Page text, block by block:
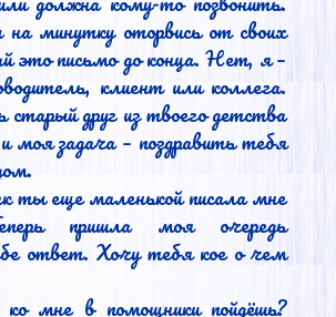
минутку оторвись от своих
это письмо до конца. Нет, я –
клиент или коллега.
старый друг из твоего детства
задача – поздравить тебя
ты еще маленькой писала мне
пришла моя очередь
ответ. Хочу тебя кое о чем
мне в помощники пойдёшь?